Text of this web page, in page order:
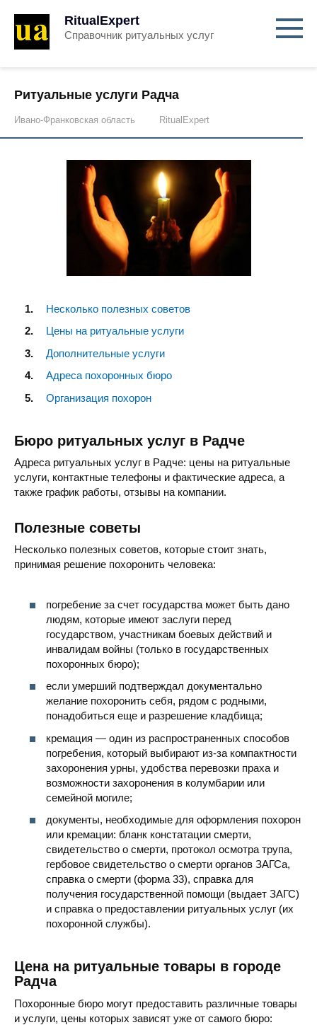
RitualExpert
Справочник ритуальных услуг
Ритуальные услуги Радча
Ивано-Франковская область RitualExpert
Несколько полезных советов
Цены на ритуальные услуги
Дополнительные услуги
Адреса похоронных бюро
Организация похорон
Бюро ритуальных услуг в Радче
Адреса ритуальных услуг в Радче: цены на ритуальные
услуги, контактные телефоны и фактические адреса, а
также график работы, отзывы на компании.
Полезные советы
Несколько полезных советов, которые стоит знать,
принимая решение похоронить человека:
погребение за счет государства может быть дано
людям, которые имеют заслуги перед
государством, участникам боевых действий и
инвалидам войны (только в государственных
похоронных бюро);
если умерший подтверждал документально
желание похоронить себя, рядом с родными,
понадобиться еще и разрешение кладбища;
кремация — один из распространенных способов
погребения, который выбирают из-за компактности
захоронения урны, удобства перевозки праха и
возможности захоронения в колумбарии или
семейной могиле;
документы, необходимые для оформления похорон
или кремации: бланк констатации смерти,
свидетельство о смерти, протокол осмотра трупа,
гербовое свидетельство о смерти органов ЗАГСа,
справка о смерти (форма 33), справка для
получения государственной помощи (выдает ЗАГС)
и справка о предоставлении ритуальных услуг (их
похоронной службы).
Цена на ритуальные товары в городе
Радча
Похоронные бюро могут предоставить различные товары
и услуги, цены которых зависят уже от самого бюро: